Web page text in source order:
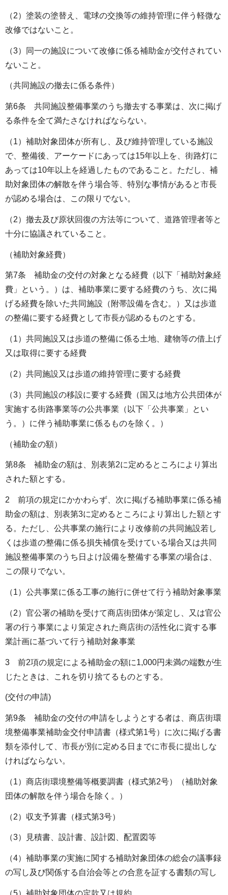
（2）塗装の塗替え、電球の交換等の維持管理に伴う軽微な
改修ではないこと。
（3）同一の施設について改修に係る補助金が交付されてい
ないこと。
（共同施設の撤去に係る条件）
第6条 共同施設整備事業のうち撤去する事業は、次に掲げ
る条件を全て満たさなければならない。
（1）補助対象団体が所有し、及び維持管理している施設
で、整備後、アーケードにあっては15年以上を、街路灯に
あっては10年以上を経過したものであること。ただし、補
助対象団体の解散を伴う場合等、特別な事情があると市長
が認める場合は、この限りでない。
（2）撤去及び原状回復の方法等について、道路管理者等と
十分に協議されていること。
（補助対象経費）
第7条 補助金の交付の対象となる経費（以下「補助対象経
費」という。）は、補助事業に要する経費のうち、次に掲
げる経費を除いた共同施設（附帯設備を含む。）又は歩道
の整備に要する経費として市長が認めるものとする。
（1）共同施設又は歩道の整備に係る土地、建物等の借上げ
又は取得に要する経費
（2）共同施設又は歩道の維持管理に要する経費
（3）共同施設の移設に要する経費（国又は地方公共団体が
実施する街路事業等の公共事業（以下「公共事業」とい
う。）に伴う補助事業に係るものを除く。）
（補助金の額）
第8条 補助金の額は、別表第2に定めるところにより算出
された額とする。
2 前項の規定にかかわらず、次に掲げる補助事業に係る補
助金の額は、別表第3に定めるところにより算出した額とす
る。ただし、公共事業の施行により改修前の共同施設若し
くは歩道の整備に係る損失補償を受けている場合又は共同
施設整備事業のうち日よけ設備を整備する事業の場合は、
この限りでない。
（1）公共事業に係る工事の施行に併せて行う補助対象事業
（2）官公署の補助を受けて商店街団体が策定し、又は官公
署の行う事業により策定された商店街の活性化に資する事
業計画に基づいて行う補助対象事業
3 前2項の規定による補助金の額に1,000円未満の端数が生
じたときは、これを切り捨てるものとする。
(交付の申請)
第9条 補助金の交付の申請をしようとする者は、商店街環
境整備事業補助金交付申請書（様式第1号）に次に掲げる書
類を添付して、市長が別に定める日までに市長に提出しな
ければならない。
（1）商店街環境整備等概要調書（様式第2号）（補助対象
団体の解散を伴う場合を除く。）
（2）収支予算書（様式第3号）
（3）見積書、設計書、設計図、配置図等
（4）補助事業の実施に関する補助対象団体の総会の議事録
の写し及び関係する自治会等との合意を証する書類の写し
（5）補助対象団体の定款又は規約